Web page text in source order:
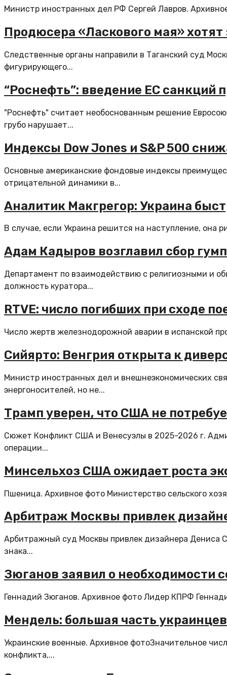
Министр иностранных дел РФ Сергей Лавров.
Продюсера «Ласкового мая»
Следственные органы направили в Таганский суд
фигурирующего...
“Роснефть”: введение ЕС
"Роснефть" считает необоснованным решение
грубо нарушает...
Индексы Dow Jones и S&P 500
Основные американские фондовые индексы
отрицательной динамики в...
Аналитик Макгрегор: Украина
В случае, если Украина решится на наступление, она
Адам Кадыров возглавил сбор
Департамент по взаимодействию с религиозными и
должность куратора...
RTVE: число погибших при сходе
Число жертв железнодорожной аварии в испанской
Сийярто: Венгрия открыта к
Министр иностранных дел и внешнеэкономических
энергоносителей, но не...
Трамп уверен, что США не
Сюжет Конфликт США и Венесуэлы в 2025-2026 г.
операции...
Минсельхоз США ожидает роста
Пшеница. Архивное фото Министерство сельского
Арбитраж Москвы привлек
Арбитражный суд Москвы привлек дизайнера Дениса
знака...
Зюганов заявил о необходимости
Геннадий Зюганов. Архивное фото Лидер КПРФ
Мендель: большая часть
Украинские военные. Архивное фотоЗначительное
конфликта,...